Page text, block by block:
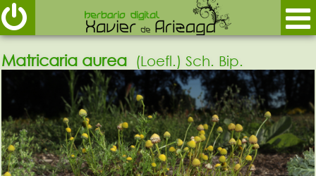
Matricaria aurea (Loefl.) Sch. Bip.